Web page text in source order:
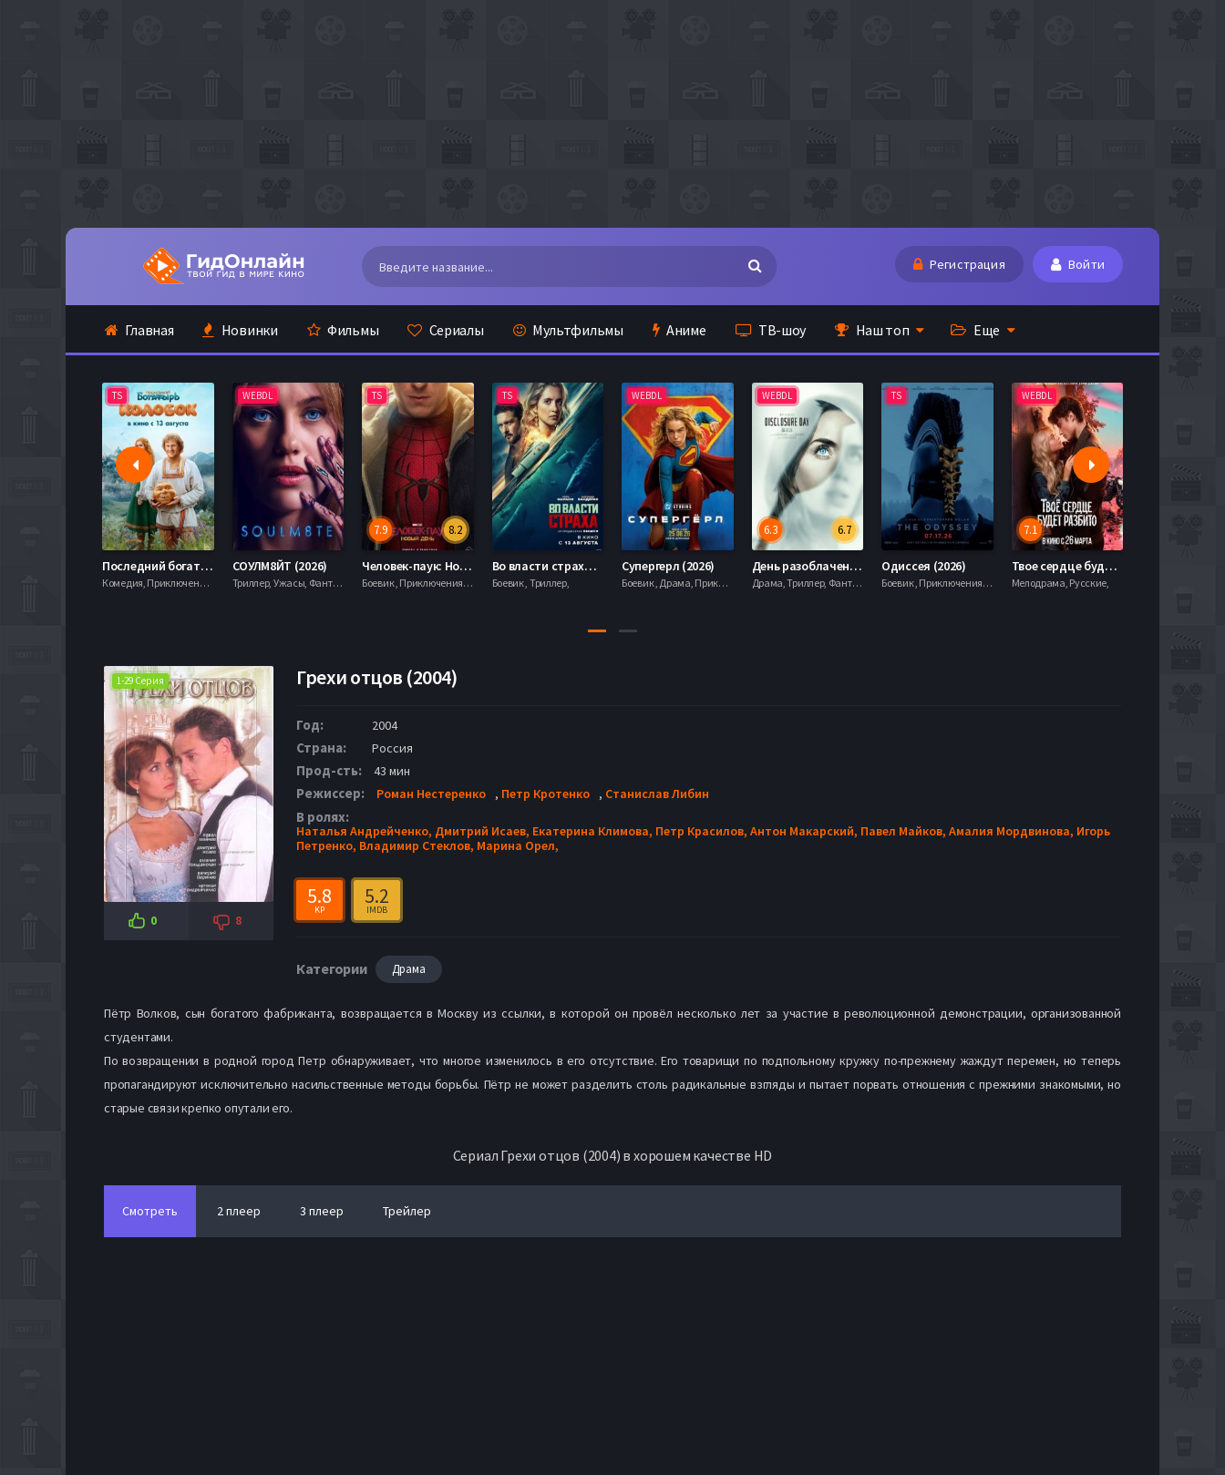
Регистрация Войти
Главная Новинки Фильмы Сериалы Мультфильмы Аниме ТВ-шоу Наш топ Еще
TS
Последний богатырь. Колобок (2026)
Комедия, Приключения, Фэнтези,
WEBDL
СОУЛМ8ЙТ (2026)
Триллер, Ужасы, Фантастика,
TS
8.2
7.9
Человек-паук: Новый день (2026)
Боевик , Приключения, Фантастика, Фэнтези,
TS
Во власти страха (2026)
Боевик , Триллер,
WEBDL
Супергерл (2026)
Боевик , Драма, Приключения, Фантастика,
WEBDL
6.7
6.3
День разоблачения (2026)
Драма, Триллер, Фантастика,
TS
Одиссея (2026)
Боевик , Приключения, Фэнтези,
WEBDL
7.1
Твое сердце будет разбито (2026)
Мелодрама, Русские,
1-29 Серия
0 8
Грехи отцов (2004)
Год: 2004
Страна: Россия
Прод-сть: 43 мин
Режиссер: Роман Нестеренко , Петр Кротенко , Станислав Либин
В ролях:
Наталья Андрейченко, Дмитрий Исаев, Екатерина Климова, Петр Красилов, Антон Макарский, Павел Майков, Амалия Мордвинова, Игорь
Петренко, Владимир Стеклов, Марина Орел,
5.8
KP
5.2
IMDB
Категории Драма
Пётр Волков, сын богатого фабриканта, возвращается в Москву из ссылки, в которой он провёл несколько лет за участие в революционной демонстрации, организованной
студентами.
По возвращении в родной город Петр обнаруживает, что многое изменилось в его отсутствие. Его товарищи по подпольному кружку по-прежнему жаждут перемен, но теперь
пропагандируют исключительно насильственные методы борьбы. Пётр не может разделить столь радикальные взгляды и пытает порвать отношения с прежними знакомыми, но
старые связи крепко опутали его.
Сериал Грехи отцов (2004) в хорошем качестве HD
Смотреть 2 плеер 3 плеер Трейлер